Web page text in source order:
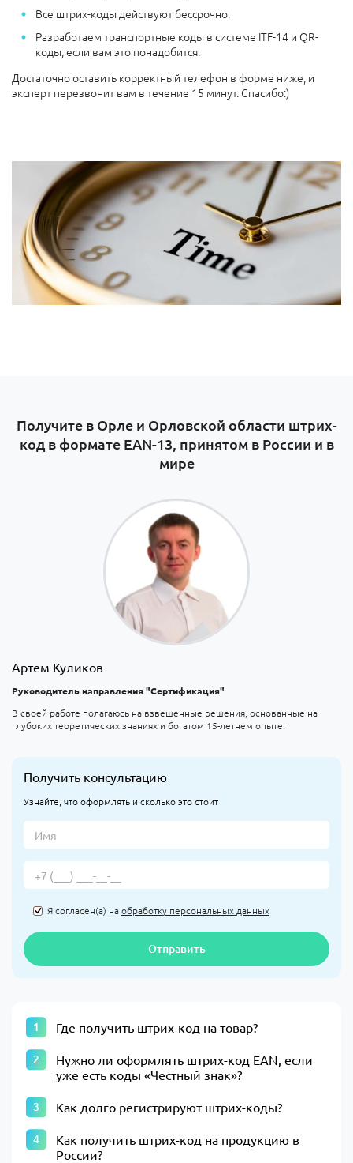
Все штрих-коды действуют бессрочно.
Разработаем транспортные коды в системе ITF-14 и QR-
коды, если вам это понадобится.
Достаточно оставить корректный телефон в форме ниже, и
эксперт перезвонит вам в течение 15 минут. Спасибо:)
Получите в Орле и Орловской области штрих-
код в формате EAN-13, принятом в России и в
мире
Артем Куликов
Руководитель направления "Сертификация"
В своей работе полагаюсь на взвешенные решения, основанные на
глубоких теоретических знаниях и богатом 15-летнем опыте.
Получить консультацию
Узнайте, что оформлять и сколько это стоит
Я согласен(а) наобработку персональных данных
Отправить
Где получить штрих-код на товар?
Нужно ли оформлять штрих-код ЕАN, если
уже есть коды «Честный знак»?
Как долго регистрируют штрих-коды?
Как получить штрих-код на продукцию в
России?